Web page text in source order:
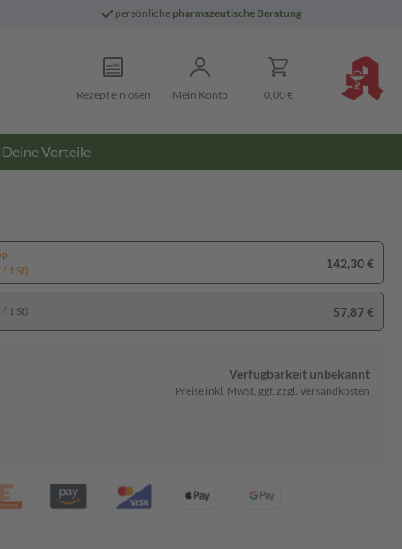
persönliche pharmazeutische Beratung
Rezept einlösen Mein Konto 0,00 €
Deine Vorteile
1 St)
142,30 €
1 St) 57,87 €
Verfügbarkeit unbekannt
Preise inkl. MwSt. ggf. zzgl. Versandkosten